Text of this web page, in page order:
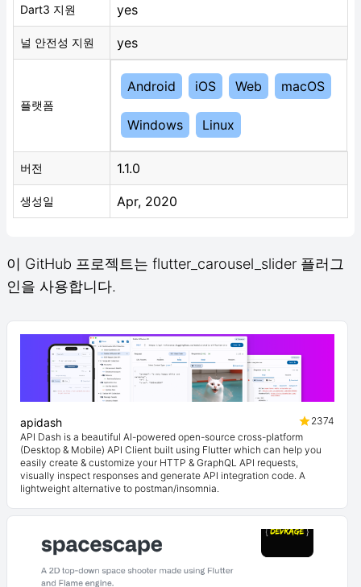
Dart3 지원 yes
널 안전성 지원 yes
플랫폼
Android iOS Web macOS
Windows Linux
버전 1.1.0
생성일 Apr, 2020
이 GitHub 프로젝트는 flutter_carousel_slider 플러그
인을 사용합니다.
apidash
2374
API Dash is a beautiful AI-powered open-source cross-platform
(Desktop & Mobile) API Client built using Flutter which can help you
easily create & customize your HTTP & GraphQL API requests,
visually inspect responses and generate API integration code. A
lightweight alternative to postman/insomnia.